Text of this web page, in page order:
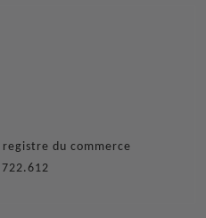
du commerce